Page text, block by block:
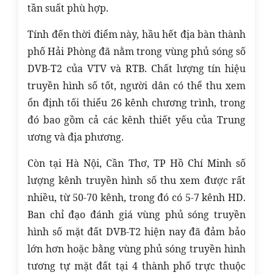
tần suất phù hợp.
Tính đến thời điểm này, hầu hết địa bàn thành
phố Hải Phòng đã nằm trong vùng phủ sóng số
DVB-T2 của VTV và RTB. Chất lượng tín hiệu
truyền hình số tốt, người dân có thể thu xem
ổn định tối thiểu 26 kênh chương trình, trong
đó bao gồm cả các kênh thiết yếu của Trung
ương và địa phương.
Còn tại Hà Nội, Cần Thơ, TP Hồ Chí Minh số
lượng kênh truyền hình số thu xem được rất
nhiều, từ 50-70 kênh, trong đó có 5-7 kênh HD.
Ban chỉ đạo đánh giá vùng phủ sóng truyền
hình số mặt đất DVB-T2 hiện nay đã đảm bảo
lớn hơn hoặc bằng vùng phủ sóng truyền hình
tương tự mặt đất tại 4 thành phố trực thuộc